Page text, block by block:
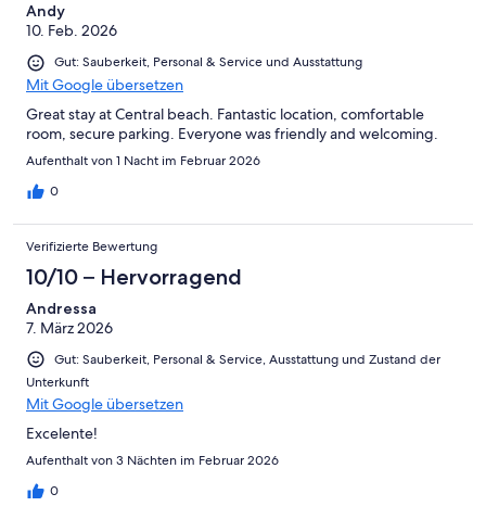
Andy
10. Feb. 2026
Gut: Sauberkeit, Personal & Service und Ausstattung
Mit Google übersetzen
Great stay at Central beach. Fantastic location, comfortable
room, secure parking. Everyone was friendly and welcoming.
Aufenthalt von 1 Nacht im Februar 2026
0
Verifizierte Bewertung
10/10 – Hervorragend
Andressa
7. März 2026
Gut: Sauberkeit, Personal & Service, Ausstattung und Zustand der
Unterkunft
Mit Google übersetzen
Excelente!
Aufenthalt von 3 Nächten im Februar 2026
0